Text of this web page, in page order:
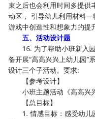
束之后也会利用时间多提供
动区， 引导幼儿利用材料
游戏中创造性和想象力的提
五、活动设计题
16. 为了帮助小班新入园
备开展“高高兴兴上幼儿园”
设计三个子活动。要求:
【参考设计】
小班主题活动《高高兴兴
【总目标】
1. 情感目标：感受幼儿